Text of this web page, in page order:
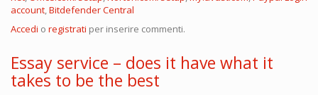
account,Bitdefender Central
Accedi o registrati per inserire commenti.
Essay service – does it have what it
takes to be the best